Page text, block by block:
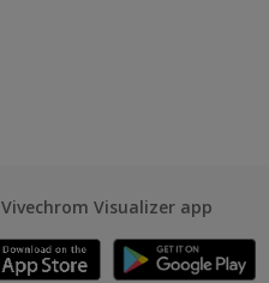
Vivechrom Visualizer app